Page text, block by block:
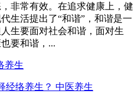
非常有效。在追求健康上，健
生活提出了“和谐”，和谐是一
生要面对社会和谐，面对生
要和谐，...
养生
中医养生